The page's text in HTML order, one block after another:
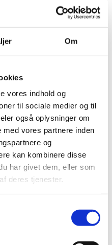
Om
vores indhold og
til sociale medier og til
også oplysninger om
vores partnere inden
og
kan kombinere disse
har givet dem, eller som
deres tjenester.
Aid Services Denmark